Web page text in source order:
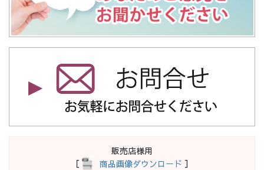
販売店様用
［
商品画像ダウンロード ］